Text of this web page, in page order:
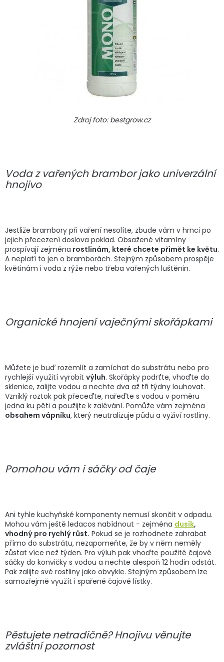
Zdroj foto: bestgrow.cz
Voda z vařených brambor jako univerzální
hnojivo
Jestliže brambory při vaření nesolíte, zbude vám v hrnci po
jejich přecezení doslova poklad. Obsažené vitamíny
prospívají zejména rostlinám, které chcete přimět ke květu.
A neplatí to jen o bramborách. Stejným způsobem prospěje
květinám i voda z rýže nebo třeba vařených luštěnin.
Organické hnojení vaječnými skořápkami
Můžete je buď rozemlít a zamíchat do substrátu nebo pro
rychlejší využití vyrobit výluh. Skořápky podrťte, vhoďte do
sklenice, zalijte vodou a nechte dva až tři týdny louhovat.
Vzniklý roztok pak přeceďte, nařeďte s vodou v poměru
jedna ku pěti a použijte k zalévání. Pomůže vám zejména
obsahem vápníku, který neutralizuje půdu a vyživí rostliny.
Pomohou vám i sáčky od čaje
Ani tyhle kuchyňské komponenty nemusí skončit v odpadu.
Mohou vám ještě ledacos nabídnout - zejména dusík,
vhodný pro rychlý růst. Pokud se je rozhodnete zahrabat
přímo do substrátu, nezapomeňte, že by v něm neměly
zůstat více než týden. Pro výluh pak vhoďte použité čajové
sáčky do konvičky s vodou a nechte alespoň 12 hodin odstát.
Pak zalijte své rostliny jako obvykle. Stejným způsobem lze
samozřejmě využít i spařené čajové lístky.
Pěstujete netradičně? Hnojivu věnujte
zvláštní pozornost